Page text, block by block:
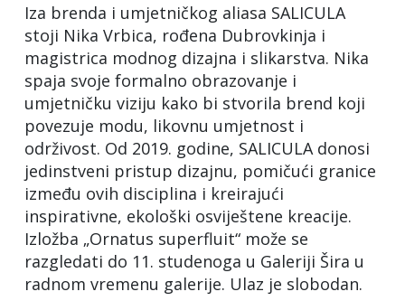
Iza brenda i umjetničkog aliasa SALICULA
stoji Nika Vrbica, rođena Dubrovkinja i
magistrica modnog dizajna i slikarstva. Nika
spaja svoje formalno obrazovanje i
umjetničku viziju kako bi stvorila brend koji
povezuje modu, likovnu umjetnost i
održivost. Od 2019. godine, SALICULA donosi
jedinstveni pristup dizajnu, pomičući granice
između ovih disciplina i kreirajući
inspirativne, ekološki osviještene kreacije.
Izložba „Ornatus superfluit“ može se
razgledati do 11. studenoga u Galeriji Šira u
radnom vremenu galerije. Ulaz je slobodan.